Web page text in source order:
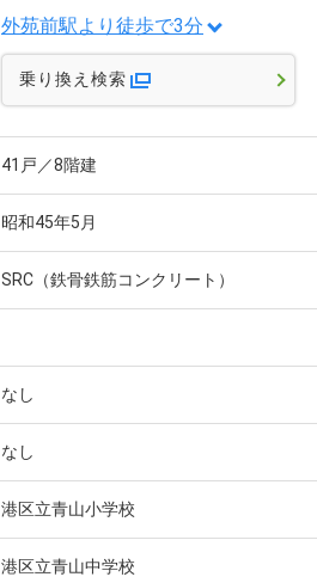
外苑前駅より徒歩で3分
乗り換え検索
41戸／8階建
昭和45年5月
SRC（鉄骨鉄筋コンクリート）
なし
なし
港区立青山小学校
港区立青山中学校